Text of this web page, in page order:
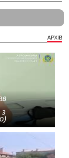
АРХІВ